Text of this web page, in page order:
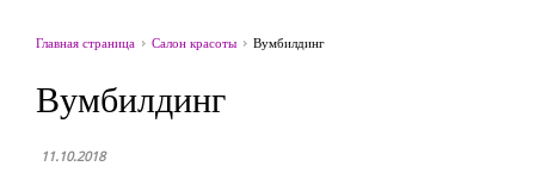
Главная страница Салон красоты Вумбилдинг
Вумбилдинг
11.10.2018